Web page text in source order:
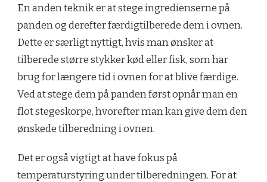
En anden teknik er at stege ingredienserne på
panden og derefter færdigtilberede dem i ovnen.
Dette er særligt nyttigt, hvis man ønsker at
tilberede større stykker kød eller fisk, som har
brug for længere tid i ovnen for at blive færdige.
Ved at stege dem på panden først opnår man en
flot stegeskorpe, hvorefter man kan give dem den
ønskede tilberedning i ovnen.
Det er også vigtigt at have fokus på
temperaturstyring under tilberedningen. For at